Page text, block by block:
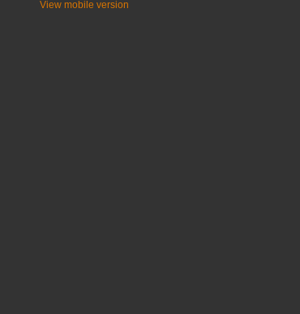
View mobile version